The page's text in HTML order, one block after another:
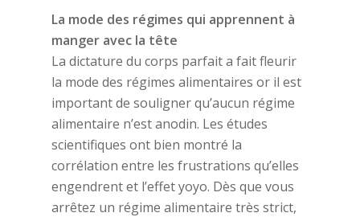
La mode des régimes qui apprennent à
manger avec la tête
La dictature du corps parfait a fait fleurir
la mode des régimes alimentaires or il est
important de souligner qu’aucun régime
alimentaire n’est anodin. Les études
scientifiques ont bien montré la
corrélation entre les frustrations qu’elles
engendrent et l’effet yoyo. Dès que vous
arrêtez un régime alimentaire très strict,